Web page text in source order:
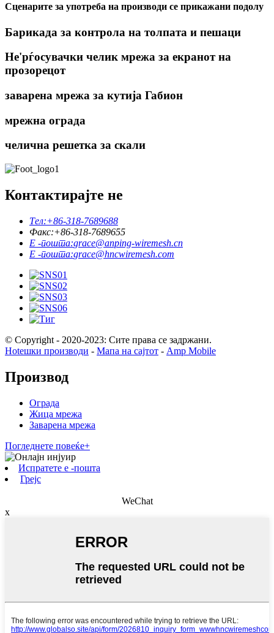
Сценарите за употреба на производи се прикажани подолу
Барикада за контрола на толпата и пешаци
Не'рѓосувачки челик мрежа за екранот на
прозорецот
заварена мрежа за кутија Габион
мрежна ограда
челична решетка за скали
Контактирајте не
Тел:+86-318-7689688
Факс:+86-318-7689655
Е -пошта:grace@anping-wiremesh.cn
Е -пошта:grace@hncwiremesh.com
© Copyright - 2020-2023: Сите права се задржани.
Hotешки производи - Мапа на сајтот - Amp Mobile
Производ
Ограда
Жица мрежа
Заварена мрежа
Погледнете повеќе+
Испратете е -пошта
Грејс
WeChat
x